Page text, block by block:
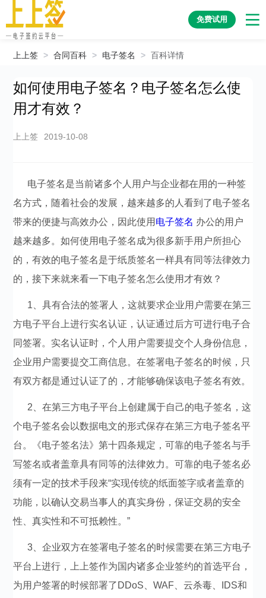
免费试用
上上签 > 合同百科 > 电子签名 > 百科详情
如何使用电子签名？电子签名怎么使
用才有效？
上上签 2019-10-08
电子签名是当前诸多个人用户与企业都在用的一种签
名方式，随着社会的发展，越来越多的人看到了电子签名
带来的便捷与高效办公，因此使用 电子签名 办公的用户
越来越多。如何使用电子签名成为很多新手用户所担心
的，有效的电子签名是于纸质签名一样具有同等法律效力
的，接下来就来看一下电子签名怎么使用才有效？
1、具有合法的签署人，这就要求企业用户需要在第三
方电子平台上进行实名认证，认证通过后方可进行电子合
同签署。实名认证时，个人用户需要提交个人身份信息，
企业用户需要提交工商信息。在签署电子签名的时候，只
有双方都是通过认证了的，才能够确保该电子签名有效。
2、在第三方电子平台上创建属于自己的电子签名，这
个电子签名会以数据电文的形式保存在第三方电子签名平
台。《电子签名法》第十四条规定，可靠的电子签名与手
写签名或者盖章具有同等的法律效力。可靠的电子签名必
须有一定的技术手段来“实现传统的纸面签字或者盖章的
功能，以确认交易当事人的真实身份，保证交易的安全
性、真实性和不可抵赖性。”
3、企业双方在签署电子签名的时候需要在第三方电子
平台上进行，上上签作为国内诸多企业签约的首选平台，
为用户签署的时候部署了DDoS、WAF、云杀毒、IDS和